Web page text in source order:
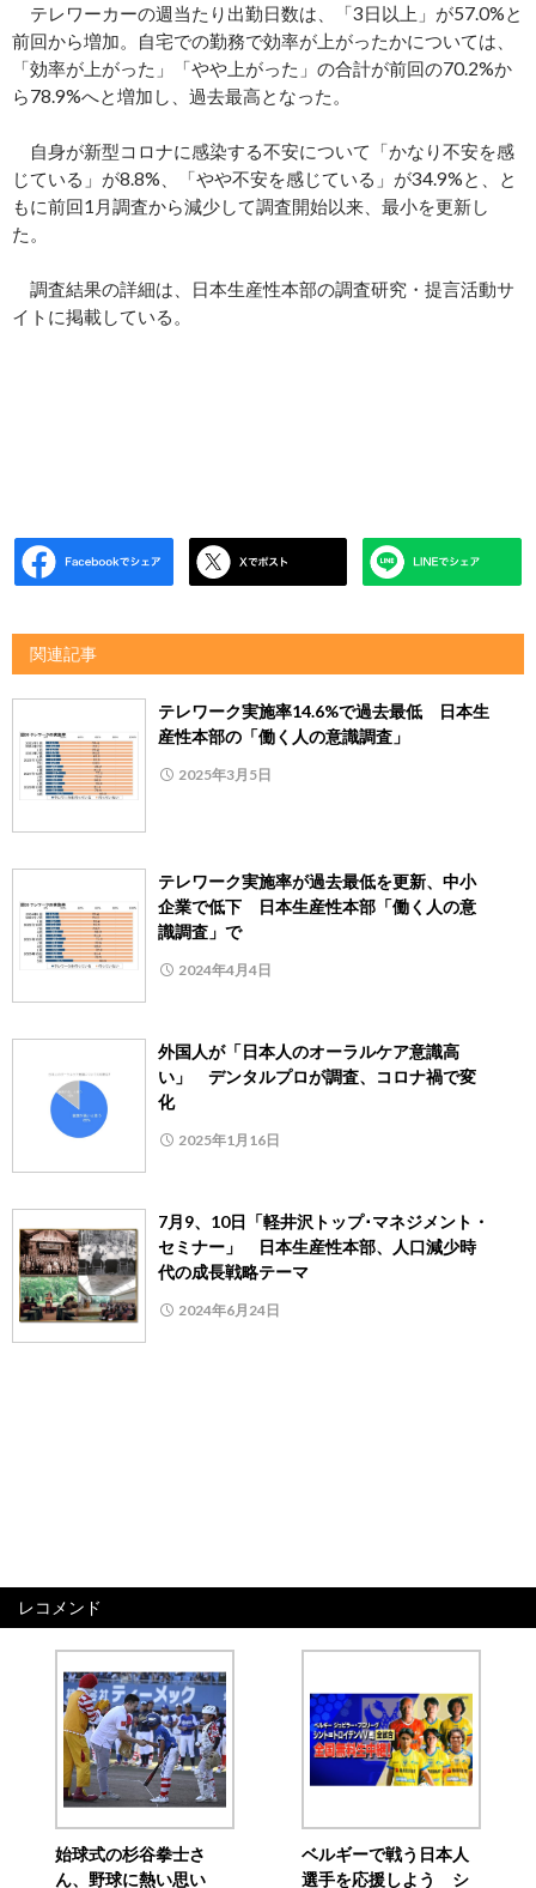
テレワーカーの週当たり出勤日数は、「3日以上」が57.0%と
前回から増加。自宅での勤務で効率が上がったかについては、
「効率が上がった」「やや上がった」の合計が前回の70.2%か
ら78.9%へと増加し、過去最高となった。
自身が新型コロナに感染する不安について「かなり不安を感
じている」が8.8%、「やや不安を感じている」が34.9%と、と
もに前回1月調査から減少して調査開始以来、最小を更新し
た。
調査結果の詳細は、日本生産性本部の調査研究・提言活動サ
イトに掲載している。
関連記事
テレワーク実施率14.6%で過去最低 日本生
産性本部の「働く人の意識調査」
2025年3月5日
テレワーク実施率が過去最低を更新、中小
企業で低下 日本生産性本部「働く人の意
識調査」で
2024年4月4日
外国人が「日本人のオーラルケア意識高
い」 デンタルプロが調査、コロナ禍で変
化
2025年1月16日
7月9、10日「軽井沢トップ･マネジメント・
セミナー」 日本生産性本部、人口減少時
代の成長戦略テーマ
2024年6月24日
レコメンド
始球式の杉谷拳士さ
ん、野球に熱い思い
ベルギーで戦う日本人
選手を応援しよう シ